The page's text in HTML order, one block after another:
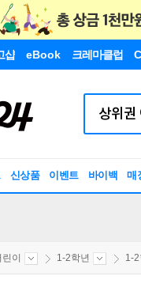
샵 eBook 크레마클럽
신상품 이벤트 바이백 매
이 1-2학년 1-